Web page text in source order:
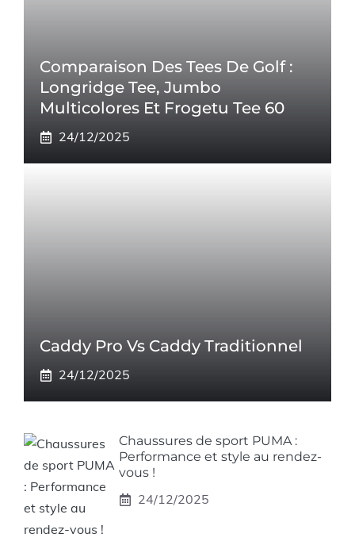
Comparaison Des Tees De Golf :
Longridge Tee, Jumbo
Multicolores Et Frogetu Tee 60
24/12/2025
Caddy Pro Vs Caddy Traditionnel
24/12/2025
Chaussures de sport PUMA :
Performance et style au rendez-
vous !
24/12/2025